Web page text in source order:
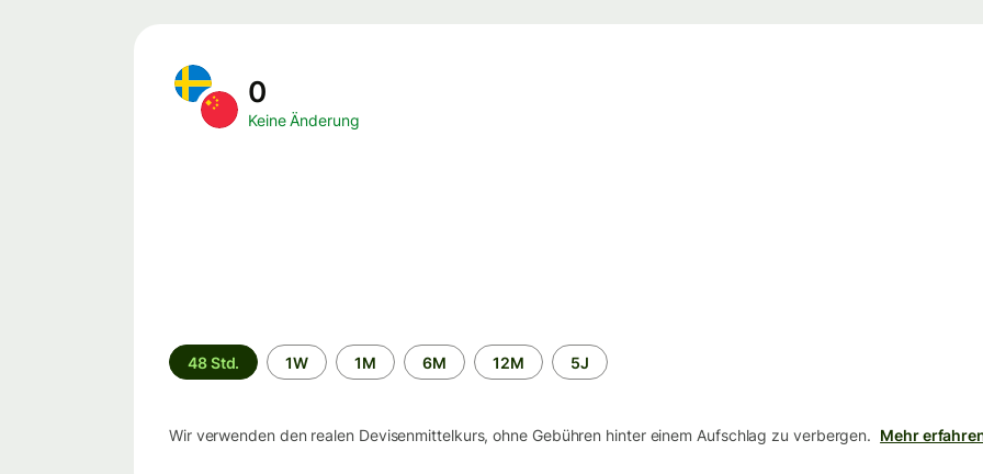
0
Keine Änderung
Zeitraum
48 Std. 1W 1M 6M 12M 5J
Wir verwenden den realen Devisenmittelkurs, ohne Gebühren hinter einem Aufschlag zu verbergen. Mehr